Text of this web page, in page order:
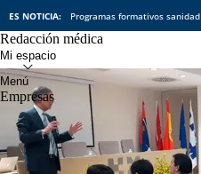
ES NOTICIA: Programas formativos sanidad
Redacción médica
Empresas